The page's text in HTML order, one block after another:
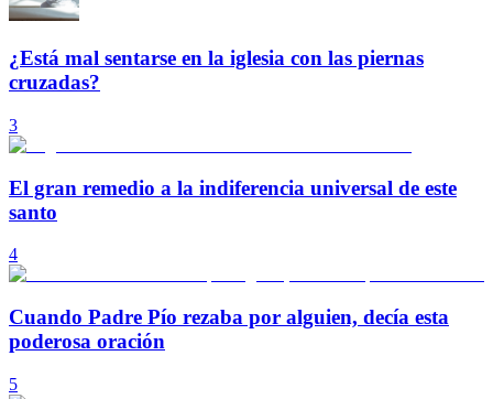
¿Está mal sentarse en la iglesia con las piernas
cruzadas?
3
El gran remedio a la indiferencia universal de este
santo
4
Cuando Padre Pío rezaba por alguien, decía esta
poderosa oración
5